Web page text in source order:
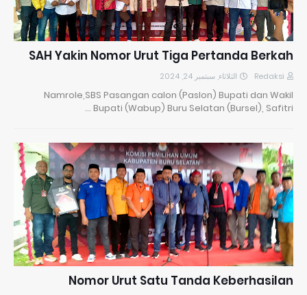
SAH Yakin Nomor Urut Tiga Pertanda Berkah
Redaksi الثلاثاء, سبتمبر 24, 2024
Namrole,SBS Pasangan calon (Paslon) Bupati dan Wakil
Bupati (Wabup) Buru Selatan (Bursel), Safitri …
Nomor Urut Satu Tanda Keberhasilan